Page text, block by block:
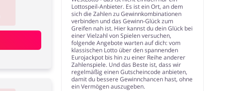
Lottospeil-Anbieter. Es ist ein Ort, an dem
sich die Zahlen zu Gewinnkombinationen
verbinden und das Gewinn-Glück zum
Greifen nah ist. Hier kannst du dein Glück bei
einer Vielzahl von Spielen versuchen,
folgende Angebote warten auf dich: vom
klassischen Lotto über den spannenden
Eurojackpot bis hin zu einer Reihe anderer
Zahlenspiele. Und das Beste ist, dass wir
regelmäßig einen Gutscheincode anbieten,
damit du bessere Gewinnchancen hast, ohne
ein Vermögen auszugeben.